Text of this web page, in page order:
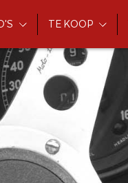
TE KOOP